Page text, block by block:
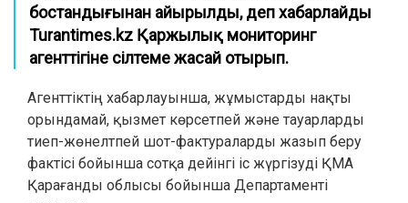
бостандығынан айырылды, деп хабарлайды
Turantimes.kz Қаржылық мониторинг
агенттігіне сілтеме жасай отырып.
Агенттіктің хабарлауынша, жұмыстарды нақты
орындамай, қызмет көрсетпей және тауарларды
тиеп-жөнелтпей шот-фактураларды жазып беру
фактісі бойынша сотқа дейінгі іс жүргізуді ҚМА
Қарағанды облысы бойынша Департаменті